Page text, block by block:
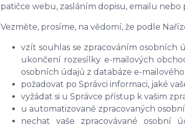
patičce webu, zasláním dopisu, emailu
Vezměte, prosíme, na vědomí, že podle
vzít souhlas se zpracováním
ukončení rozesílky e-mailových
osobních údajů z databáze e-
požadovat po Správci informaci, jaké
vyžádat si u Správce přístup k vašim
u automatizovaně zpracovaných
nechat vaše zpracovávané osobní